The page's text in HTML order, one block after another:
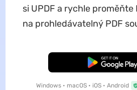
si UPDF a rychle proměňte
na prohledávatelný PDF
Bezplatné stažení
Windows • macOS • iOS • Android